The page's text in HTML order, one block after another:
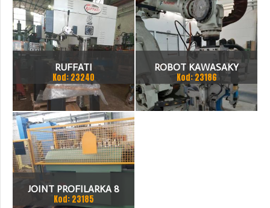
RUFFATI
Kod: 23240
ROBOT KAWASAKY
Kod: 23186
JOINT PROFILARKA 8
Kod: 23185